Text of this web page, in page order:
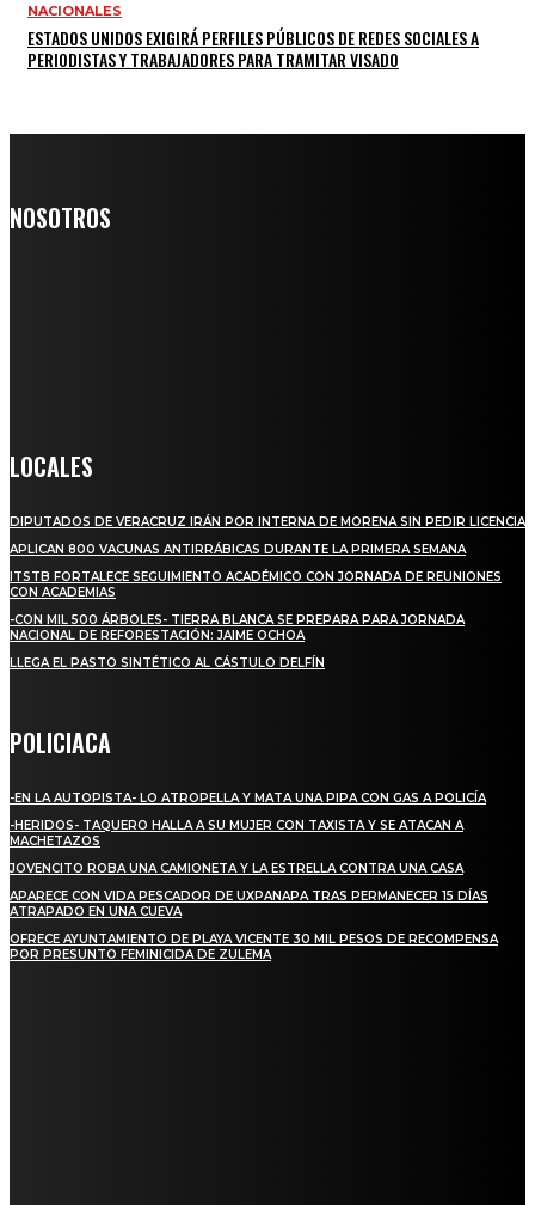
NACIONALES
ESTADOS UNIDOS EXIGIRÁ PERFILES PÚBLICOS DE REDES SOCIALES A
PERIODISTAS Y TRABAJADORES PARA TRAMITAR VISADO
NOSOTROS
LOCALES
DIPUTADOS DE VERACRUZ IRÁN POR INTERNA DE MORENA SIN PEDIR LICENCIA
APLICAN 800 VACUNAS ANTIRRÁBICAS DURANTE LA PRIMERA SEMANA
ITSTB FORTALECE SEGUIMIENTO ACADÉMICO CON JORNADA DE REUNIONES
CON ACADEMIAS
-CON MIL 500 ÁRBOLES- TIERRA BLANCA SE PREPARA PARA JORNADA
NACIONAL DE REFORESTACIÓN: JAIME OCHOA
LLEGA EL PASTO SINTÉTICO AL CÁSTULO DELFÍN
POLICIACA
-EN LA AUTOPISTA- LO ATROPELLA Y MATA UNA PIPA CON GAS A POLICÍA
-HERIDOS- TAQUERO HALLA A SU MUJER CON TAXISTA Y SE ATACAN A
MACHETAZOS
JOVENCITO ROBA UNA CAMIONETA Y LA ESTRELLA CONTRA UNA CASA
APARECE CON VIDA PESCADOR DE UXPANAPA TRAS PERMANECER 15 DÍAS
ATRAPADO EN UNA CUEVA
OFRECE AYUNTAMIENTO DE PLAYA VICENTE 30 MIL PESOS DE RECOMPENSA
POR PRESUNTO FEMINICIDA DE ZULEMA